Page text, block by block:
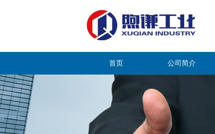
首页 公司简介